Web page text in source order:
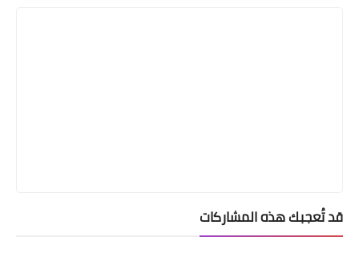
قد تُعجبك هذه المشاركات